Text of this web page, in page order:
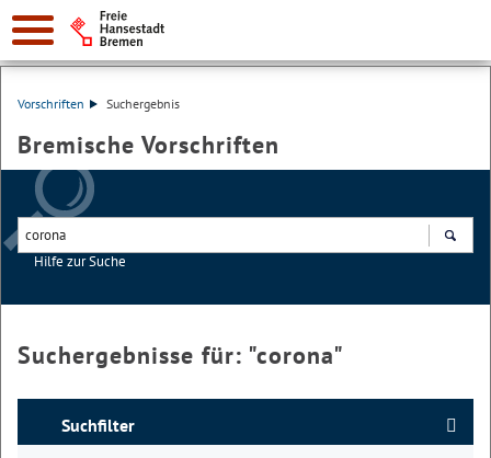
Vorschriften Suchergebnis
Bremische Vorschriften
Hilfe zur Suche
Suchergebnisse für: "corona"
Suchfilter